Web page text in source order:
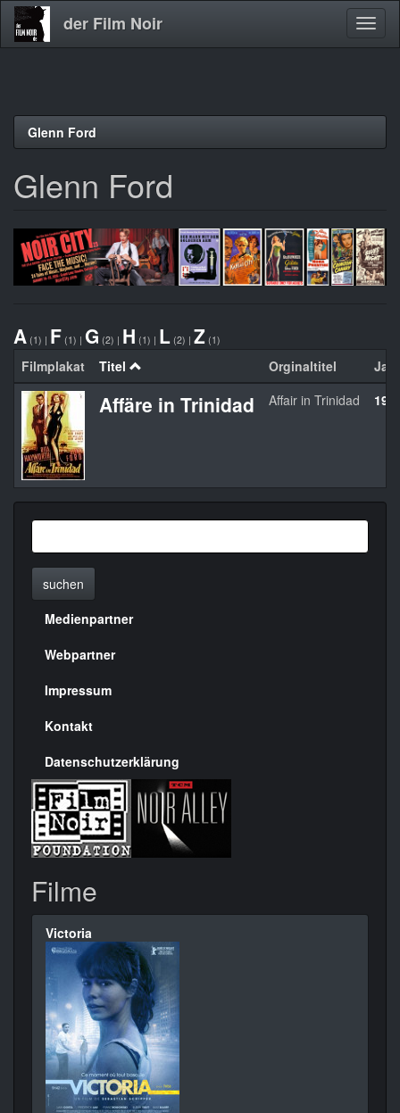
Direkt
der Film Noir
Glenn Ford
Glenn Ford
A (1) | F (1) | G (2) | H (1) | L (2) | Z (1)
Filmplakat Titel Orginaltitel Jahr
Affäre in Trinidad Affair in Trinidad
suchen
Menülinks
rechte
Seite
Medienpartner
Webpartner
Impressum
Kontakt
Datenschutzerklärung
Filme
Victoria